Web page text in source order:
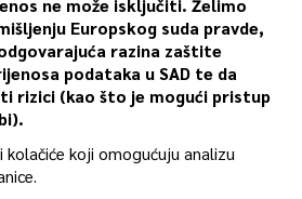
ne može isključiti. Želimo
Europskog suda pravde,
razina zaštite
podataka u SAD te da
rizici (kao što je mogući pristup
koji omogućuju analizu